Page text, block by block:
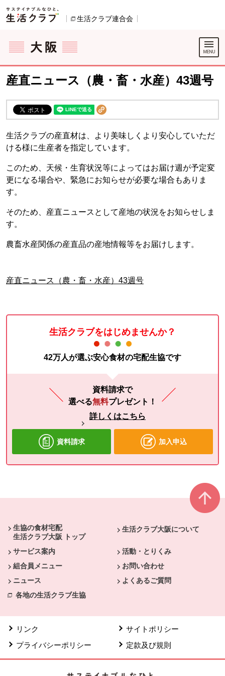
ページの先頭です。
生活クラブ連合会
ここからサイト内共通メニューです。
サイト内共通メニューをスキップする
サイト内共通メニューここまで。
産直ニュース（農・畜・水産）43週号
生活クラブの産直材は、より美味しくより安心していただ
ける様に生産者を指定しています。
このため、天候・生育状況等によってはお届け週が予定変
更になる場合や、緊急にお知らせが必要な場合もありま
す。
そのため、産直ニュースとして産地の状況をお知らせしま
す。
農畜水産関係の産直品の産地情報等をお届けします。
産直ニュース（農・畜・水産）43週号
生活クラブをはじめませんか？
42万人が選ぶ安心食材の宅配生協です
資料請求で
選べる無料プレゼント！
詳しくはこちら
資料請求 加入申込
生協の食材宅配
生活クラブ大阪 トップ
生活クラブ大阪について
サービス案内
活動・とりくみ
組合員メニュー
お問い合わせ
ニュース
よくあるご質問
各地の生活クラブ生協
リンク
サイトポリシー
プライバシーポリシー
定款及び規則